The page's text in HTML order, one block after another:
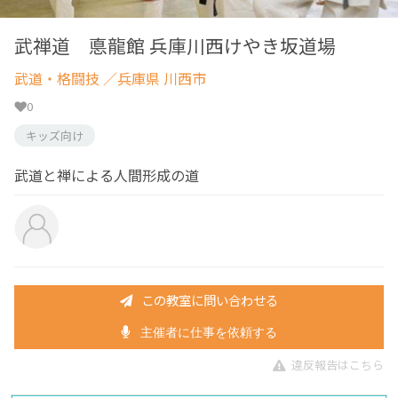
武禅道 悳龍館 兵庫川西けやき坂道場
武道・格闘技 ／兵庫県 川西市
0
キッズ向け
武道と禅による人間形成の道
この教室に問い合わせる
主催者に仕事を依頼する
違反報告はこちら